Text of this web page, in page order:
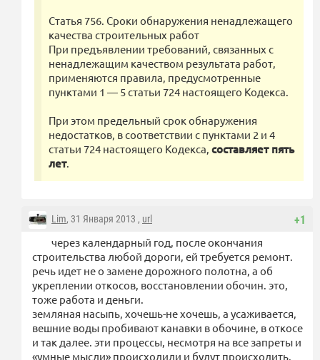
Статья 756. Сроки обнаружения ненадлежащего
качества строительных работ
При предъявлении требований, связанных с
ненадлежащим качеством результата работ,
применяются правила, предусмотренные
пунктами 1 — 5 статьи 724 настоящего Кодекса.
При этом предельный срок обнаружения
недостатков, в соответствии с пунктами 2 и 4
статьи 724 настоящего Кодекса, составляет пять
лет.
+1
Lim, 31 Января 2013 , url
через календарный год, после окончания
строительства любой дороги, ей требуется ремонт.
речь идет не о замене дорожного полотна, а об
укреплении откосов, восстановлении обочин. это,
тоже работа и деньги.
земляная насыпь, хочешь-не хочешь, а усаживается,
вешние воды пробивают канавки в обочине, в откосе
и так далее. эти процессы, несмотря на все запреты и
«умные мысли» происходили и будут происходить.